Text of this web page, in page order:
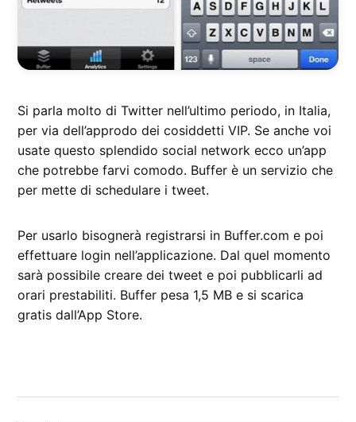
Si parla molto di Twitter nell’ultimo periodo, in Italia,
per via dell’approdo dei cosiddetti VIP. Se anche voi
usate questo splendido social network ecco un’app
che potrebbe farvi comodo. Buffer è un servizio che
per mette di schedulare i tweet.
Per usarlo bisognerà registrarsi in Buffer.com e poi
effettuare login nell’applicazione. Dal quel momento
sarà possibile creare dei tweet e poi pubblicarli ad
orari prestabiliti. Buffer pesa 1,5 MB e si scarica
gratis dall’App Store.